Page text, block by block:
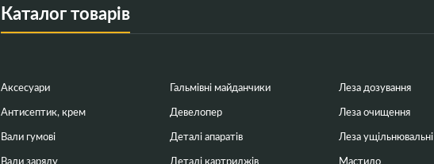
Каталог товарів
Аксесуари
Антисептик, крем
Вали гумові
Вали заряду
Гальмівні майданчики
Девелопер
Деталі апаратів
Деталі картриджів
Леза дозування
Леза очищення
Леза ущільнювальні
Мастило